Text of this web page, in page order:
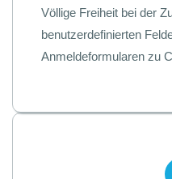
Völlige Freiheit bei der
benutzerdefinierten
Anmeldeformularen zu